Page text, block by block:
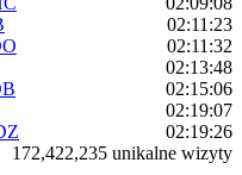
02:11:23
02:11:32
02:13:48
02:15:06
02:19:07
02:19:26
172,422,235 unikalne wizyty